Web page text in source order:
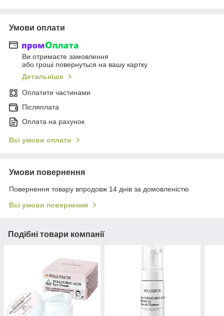
Умови оплати
Ви отримаєте замовлення
або гроші повернуться на вашу картку
Детальніше
Оплатити частинами
Післяплата
Оплата на рахунок
Всі умови оплати
Умови повернення
Повернення товару впродовж 14 днів за домовленістю
Всі умови повернення
Подібні товари компанії